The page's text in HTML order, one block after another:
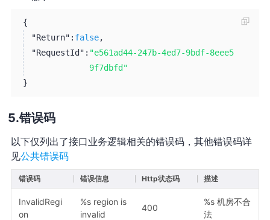
{
"Return": false,
"RequestId": "e561ad44-247b-4ed7-9bdf-8eee5
9f7dbfd"
}
错误码
以下仅列出了接口业务逻辑相关的错误码，其他错误码详
见公共错误码
错误码 错误信息 Http状态码 描述
InvalidRegi
on
%s region is
invalid
400
%s 机房不合
法